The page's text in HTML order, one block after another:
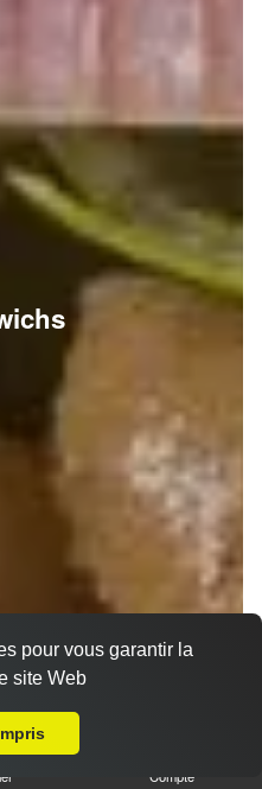
Compte
pour vous garantir la
site Web